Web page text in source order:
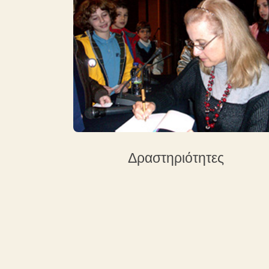
Δραστηριότητες